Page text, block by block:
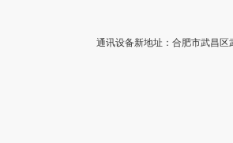
通讯设备新地址：合肥市武昌区